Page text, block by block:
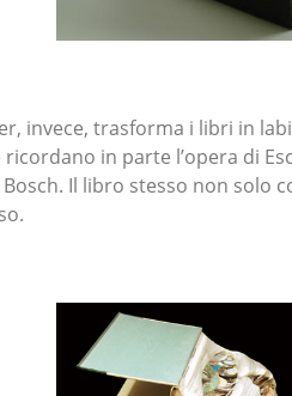
invece, trasforma i libri in
in parte l’opera di
Il libro stesso non solo